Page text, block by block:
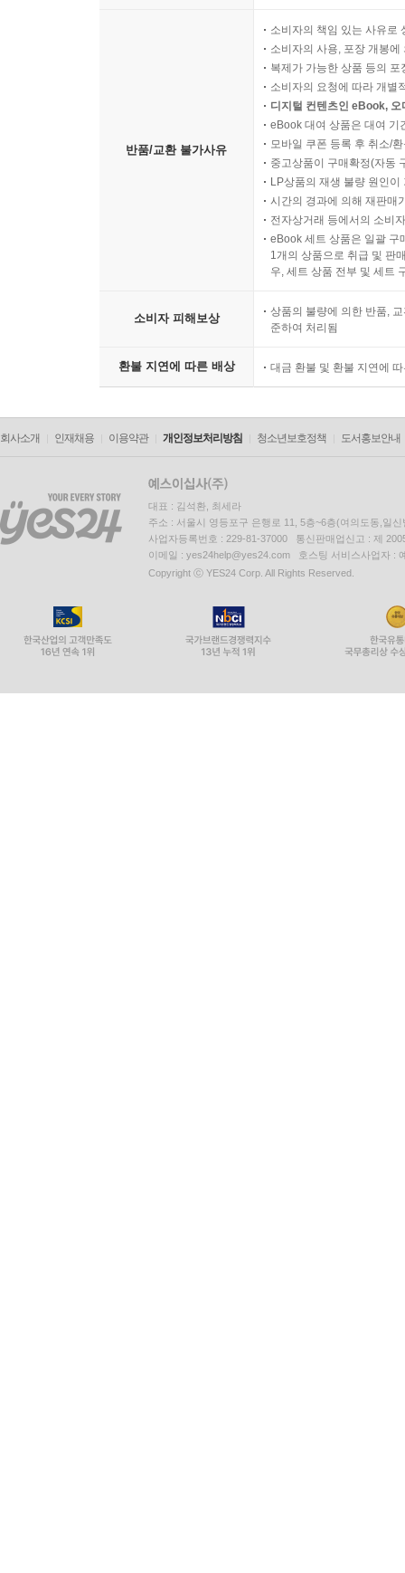
반품/교환 불가사유
소비자의 책임 있는 사유로
소비자의 사용, 포장 개봉
복제가 가능한 상품 등의
소비자의 요청에 따라 개별
디지털 컨텐츠인 eBook,
eBook 대여 상품은 대여 기
모바일 쿠폰 등록 후 취소/
중고상품이 구매확정(자동
LP상품의 재생 불량 원인
시간의 경과에 의해 재판매
전자상거래 등에서의 소비
eBook 세트 상품은 일괄 구
1개의 상품으로 취급 및 판
우, 세트 상품 전부 및 세트
소비자 피해보상
상품의 불량에 의한 반품,
준하여 처리됨
환불 지연에 따른 배상 대금 환불 및 환불 지연에
회사소개 인재채용 이용약관 개인정보처리방침 청소년보호정책 도서홍보안내
대표 : 김석환, 최세라
주소 : 서울시 영등포구 은행로 11, 5층~6층(여의도동,일신
사업자등록번호 : 229-81-37000 통신판매업신고 : 제
이메일 : yes24help@yes24.com 호스팅 서비스사업자 :
Copyright ⓒ YES24 Corp. All Rights Reserved.